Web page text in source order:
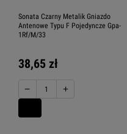
Sonata Czarny Metalik Gniazdo
Antenowe Typu F Pojedyncze Gpa-
1Rf/M/33
38,65 zł
− +